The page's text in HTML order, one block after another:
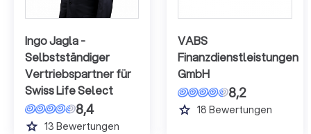
Ingo Jagla -
Selbstständiger
Vertriebspartner für
Swiss Life Select
8,4
grade 13 Bewertungen
VABS
Finanzdienstleistungen
GmbH
8,2
grade 18 Bewertungen